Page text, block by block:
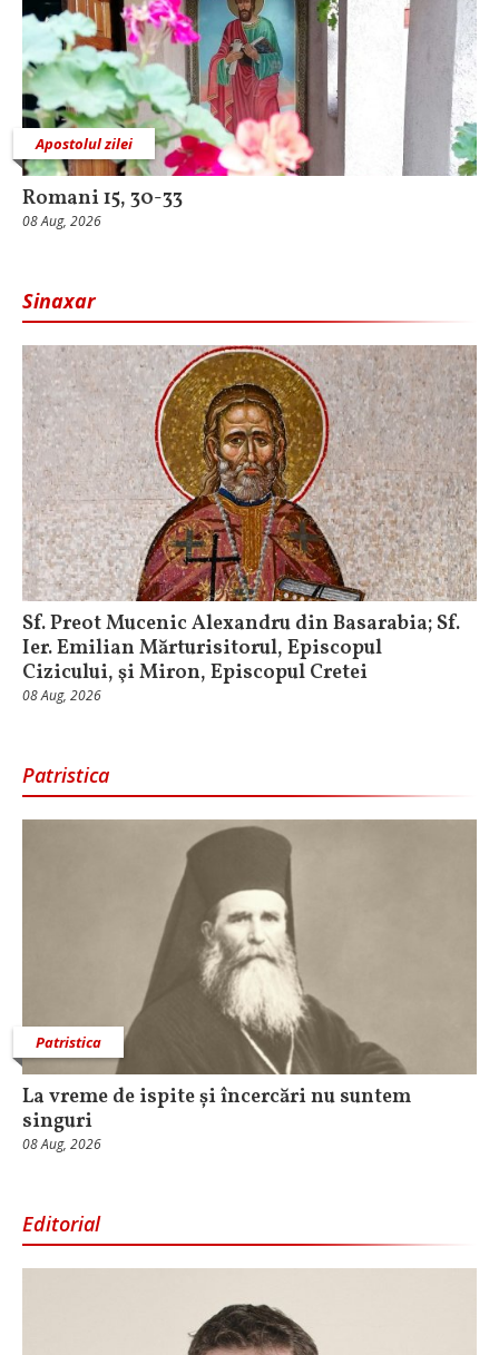
Apostolul zilei
Romani 15, 30-33
08 Aug, 2026
Sinaxar
Sf. Preot Mucenic Alexandru din Basarabia; Sf.
Ier. Emilian Mărturisitorul, Episcopul
Cizicului, şi Miron, Episcopul Cretei
08 Aug, 2026
Patristica
Patristica
La vreme de ispite și încercări nu suntem
singuri
08 Aug, 2026
Editorial